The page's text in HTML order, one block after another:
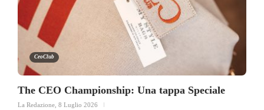
CeoClub
The CEO Championship: Una tappa Speciale
La Redazione 8 Luglio 2026